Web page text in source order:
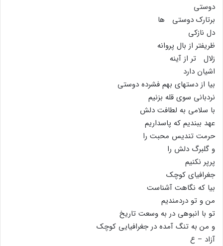
دوستى
برتارک دوستى ها
دل نازکى
ظریفتر از بال پروانه
زلال تر از آینه
اشیان دارد
بیا از دستهاى بهم فشرده دوستى
نردبانى سوى قله بزنیم
با سلامى به لطافت دلش
عهد ببندیم که پاسداریم
حرمت تندیس محبت را
و گلبرگ دلش را
پرپر نکنیم
جغرافیاى کوچک
بیا که نگاهت آشناست
من و تو دردمندیم
تو با انبوهى در به وسعت تاریخ
و من به تنگ آمده در جغرافیایى کوچک
آزاد – ع